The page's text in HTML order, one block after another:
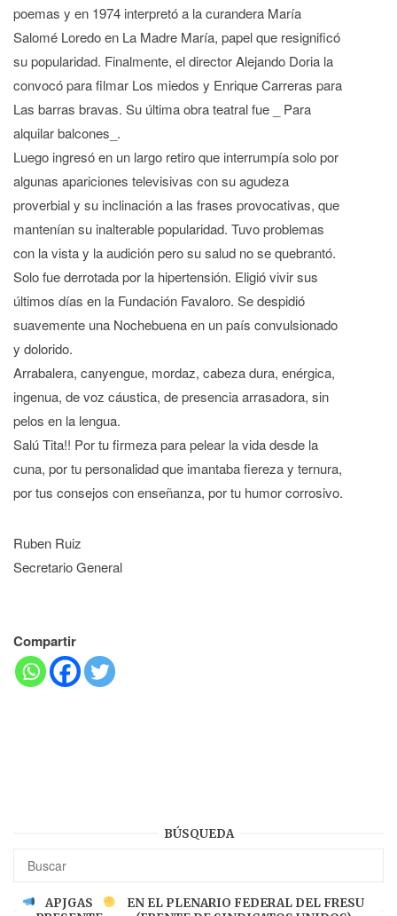
poemas y en 1974 interpretó a la curandera María
Salomé Loredo en La Madre María, papel que resignificó
su popularidad. Finalmente, el director Alejando Doria la
convocó para filmar Los miedos y Enrique Carreras para
Las barras bravas. Su última obra teatral fue _ Para
alquilar balcones_.
Luego ingresó en un largo retiro que interrumpía solo por
algunas apariciones televisivas con su agudeza
proverbial y su inclinación a las frases provocativas, que
mantenían su inalterable popularidad. Tuvo problemas
con la vista y la audición pero su salud no se quebrantó.
Solo fue derrotada por la hipertensión. Eligió vivir sus
últimos días en la Fundación Favaloro. Se despidió
suavemente una Nochebuena en un país convulsionado
y dolorido.
Arrabalera, canyengue, mordaz, cabeza dura, enérgica,
ingenua, de voz cáustica, de presencia arrasadora, sin
pelos en la lengua.
Salú Tita!! Por tu firmeza para pelear la vida desde la
cuna, por tu personalidad que imantaba fiereza y ternura,
por tus consejos con enseñanza, por tu humor corrosivo.
Ruben Ruiz
Secretario General
Compartir
BÚSQUEDA
APJGAS
EN EL PLENARIO FEDERAL DEL FRESU